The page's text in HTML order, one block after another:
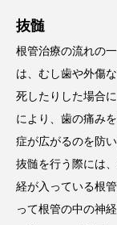
抜髄
根管治療の流れの
は、むし歯や外傷
死したりした場合
により、歯の痛み
症が広がるのを防
抜髄を行う際には
経が入っている根
って根管の中の神